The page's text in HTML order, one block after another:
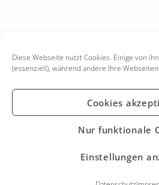
Diese Webseite nutzt Cookies. Einige von
(essenziell), während andere Ihre
Cookies
Nur funktionale
Einstellungen
KONTAKT
IMPRESSUM